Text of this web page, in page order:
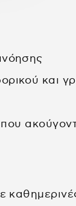
και
που